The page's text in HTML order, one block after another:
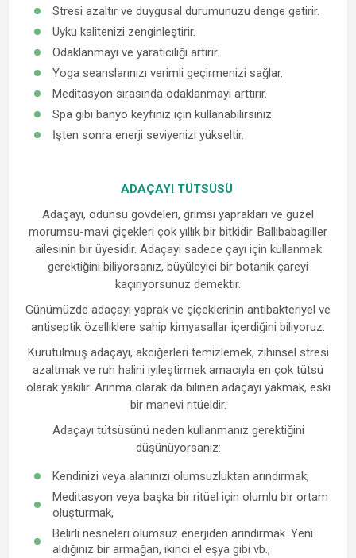
Stresi azaltır ve duygusal durumunuzu denge getirir.
Uyku kalitenizi zenginleştirir.
Odaklanmayı ve yaratıcılığı artırır.
Yoga seanslarınızı verimli geçirmenizi sağlar.
Meditasyon sırasında odaklanmayı arttırır.
Spa gibi banyo keyfiniz için kullanabilirsiniz.
İşten sonra enerji seviyenizi yükseltir.
ADAÇAYI TÜTSÜSÜ
Adaçayı, odunsu gövdeleri, grimsi yaprakları ve güzel
morumsu-mavi çiçekleri çok yıllık bir bitkidir. Ballıbabagiller
ailesinin bir üyesidir. Adaçayı sadece çayı için kullanmak
gerektiğini biliyorsanız, büyüleyici bir botanik çareyi
kaçırıyorsunuz demektir.
Günümüzde adaçayı yaprak ve çiçeklerinin antibakteriyel ve
antiseptik özelliklere sahip kimyasallar içerdiğini biliyoruz.
Kurutulmuş adaçayı, akciğerleri temizlemek, zihinsel stresi
azaltmak ve ruh halini iyileştirmek amacıyla en çok tütsü
olarak yakılır. Arınma olarak da bilinen adaçayı yakmak, eski
bir manevi ritüeldir.
Adaçayı tütsüsünü neden kullanmanız gerektiğini
düşünüyorsanız:
Kendinizi veya alanınızı olumsuzluktan arındırmak,
Meditasyon veya başka bir ritüel için olumlu bir ortam
oluşturmak,
Belirli nesneleri olumsuz enerjiden arındırmak. Yeni
aldığınız bir armağan, ikinci el eşya gibi vb.,